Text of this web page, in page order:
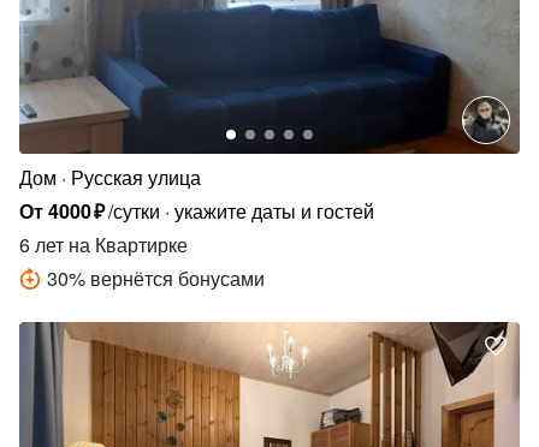
Дом
Русская улица
От4000₽/сутки укажите даты и гостей
6 лет на Квартирке
30% вернётся бонусами